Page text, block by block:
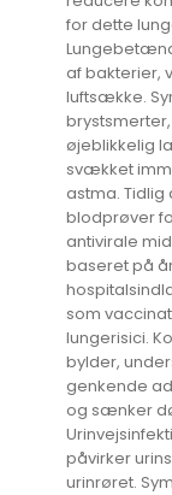
for dette
af bakterier,
luftsække.
øjeblikkelig
svækket
astma.
blodprøver
antivirale
baseret på
som
lungerisici.
bylder,
genkende
og sænker
påvirker
urinrøret.